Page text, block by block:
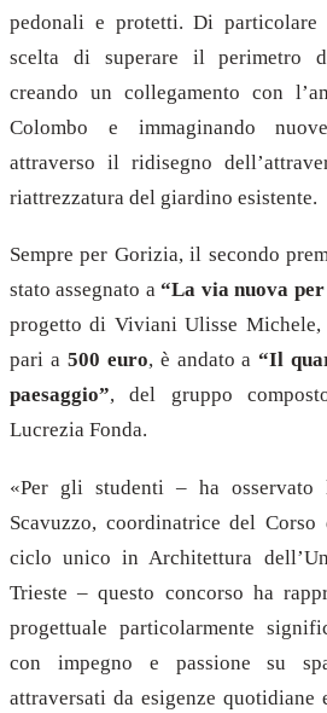
pedonali e protetti. Di particolare
scelta di superare il perimetro
creando un collegamento con
Colombo e immaginando
attraverso il ridisegno
riattrezzatura del giardino esistente.
Sempre per Gorizia, il secondo
stato assegnato a“La via nuova
progetto di Viviani Ulisse
pari a 500 euro, è andato a“Il
paesaggio”, del gruppo
Lucrezia Fonda.
«Per gli studenti – ha osservato
Scavuzzo, coordinatrice del
ciclo unico in Architettura
Trieste – questo concorso ha
progettuale particolarmente
con impegno e passione su
attraversati da esigenze